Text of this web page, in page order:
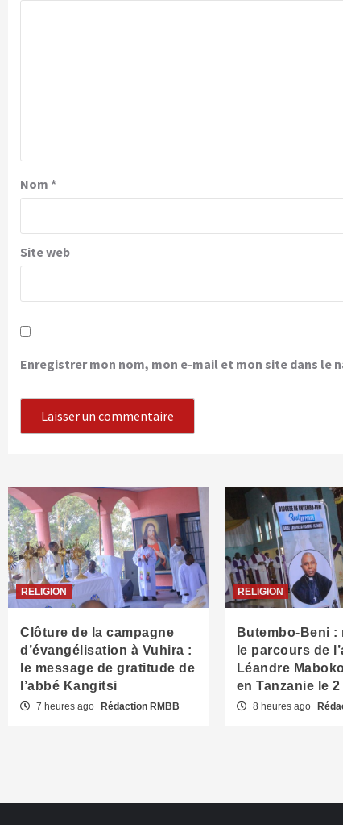
Nom *
Site web
Enregistrer mon nom, mon e-mail et mon site dans le
RELIGION
Clôture de la campagne
d’évangélisation à Vuhira :
le message de gratitude de
l’abbé Kangitsi
7 heures ago Rédaction RMBB
RELIGION
Butembo-Beni
le parcours de
Léandre
en Tanzanie le
8 heures ago